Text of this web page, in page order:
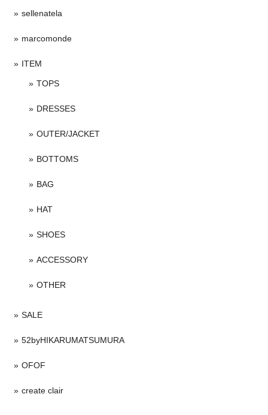
sellenatela
marcomonde
ITEM
TOPS
DRESSES
OUTER/JACKET
BOTTOMS
BAG
HAT
SHOES
ACCESSORY
OTHER
SALE
52byHIKARUMATSUMURA
OFOF
create clair